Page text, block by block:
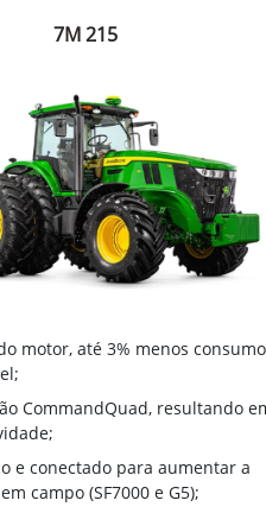
7M 215
motor, até 3% menos consumo
CommandQuad, resultando em